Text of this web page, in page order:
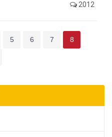
2012
5 6 7 8